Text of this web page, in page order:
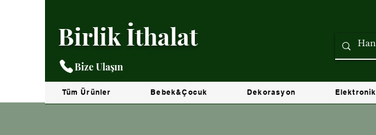
Birlik İthalat
Bize Ulaşın
Tüm Ürünler Bebek&Çocuk Dekorasyon Elektronik